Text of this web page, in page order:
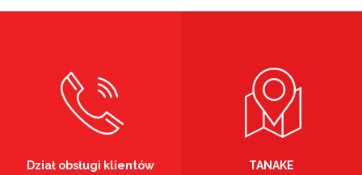
Dział obsługi klientów
TANAKE